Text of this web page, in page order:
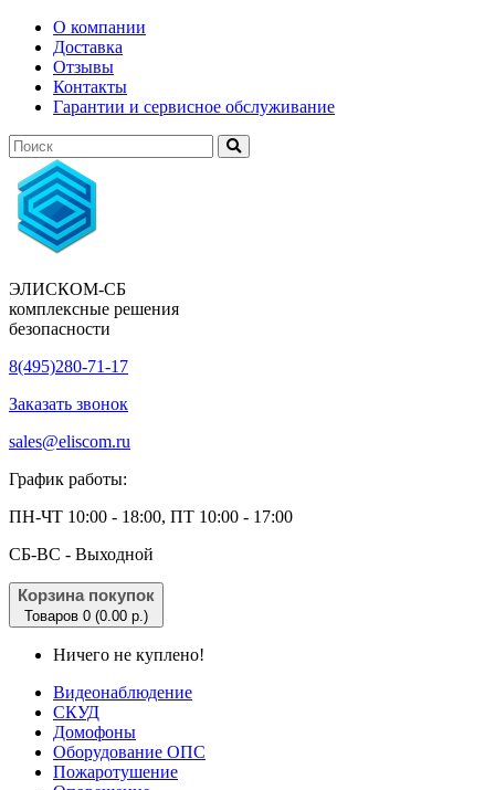
О компании
Доставка
Отзывы
Контакты
Гарантии и сервисное обслуживание
ЭЛИСКОМ-СБ
комплексные решения
безопасности
8(495)280-71-17
Заказать звонок
sales@eliscom.ru
График работы:
ПН-ЧТ 10:00 - 18:00, ПТ 10:00 - 17:00
CБ-ВС - Выходной
Корзина покупок
Товаров 0 (0.00 р.)
Ничего не куплено!
Видеонаблюдение
СКУД
Домофоны
Оборудование ОПС
Пожаротушение